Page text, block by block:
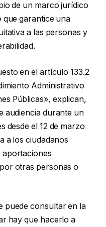
de un marco jurídico
garantice una
a las personas y
en el artículo 133.2
Administrativo
Públicas», explican,
audiencia durante un
desde el 12 de marzo
a los ciudadanos
otras personas o
puede consultar en la
hay que hacerlo a